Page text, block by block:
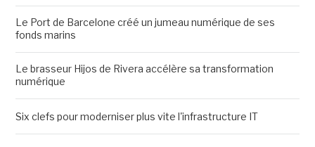
Le Port de Barcelone créé un jumeau numérique de ses
fonds marins
Le brasseur Hijos de Rivera accélère sa transformation
numérique
Six clefs pour moderniser plus vite l'infrastructure IT